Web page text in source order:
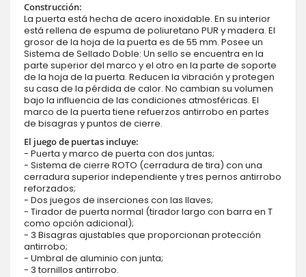
Construcción:
La puerta está hecha de acero inoxidable. En su interior
está rellena de espuma de poliuretano PUR y madera. El
grosor de la hoja de la puerta es de 55 mm. Posee un
Sistema de Sellado Doble: Un sello se encuentra en la
parte superior del marco y el otro en la parte de soporte
de la hoja de la puerta. Reducen la vibración y protegen
su casa de la pérdida de calor. No cambian su volumen
bajo la influencia de las condiciones atmosféricas. El
marco de la puerta tiene refuerzos antirrobo en partes
de bisagras y puntos de cierre.
El juego de puertas incluye:
- Puerta y marco de puerta con dos juntas;
- Sistema de cierre ROTO (cerradura de tira) con una
cerradura superior independiente y tres pernos antirrobo
reforzados;
- Dos juegos de inserciones con las llaves;
- Tirador de puerta normal (tirador largo con barra en T
como opción adicional);
- 3 Bisagras ajustables que proporcionan protección
antirrobo;
- Umbral de aluminio con junta;
- 3 tornillos antirrobo.